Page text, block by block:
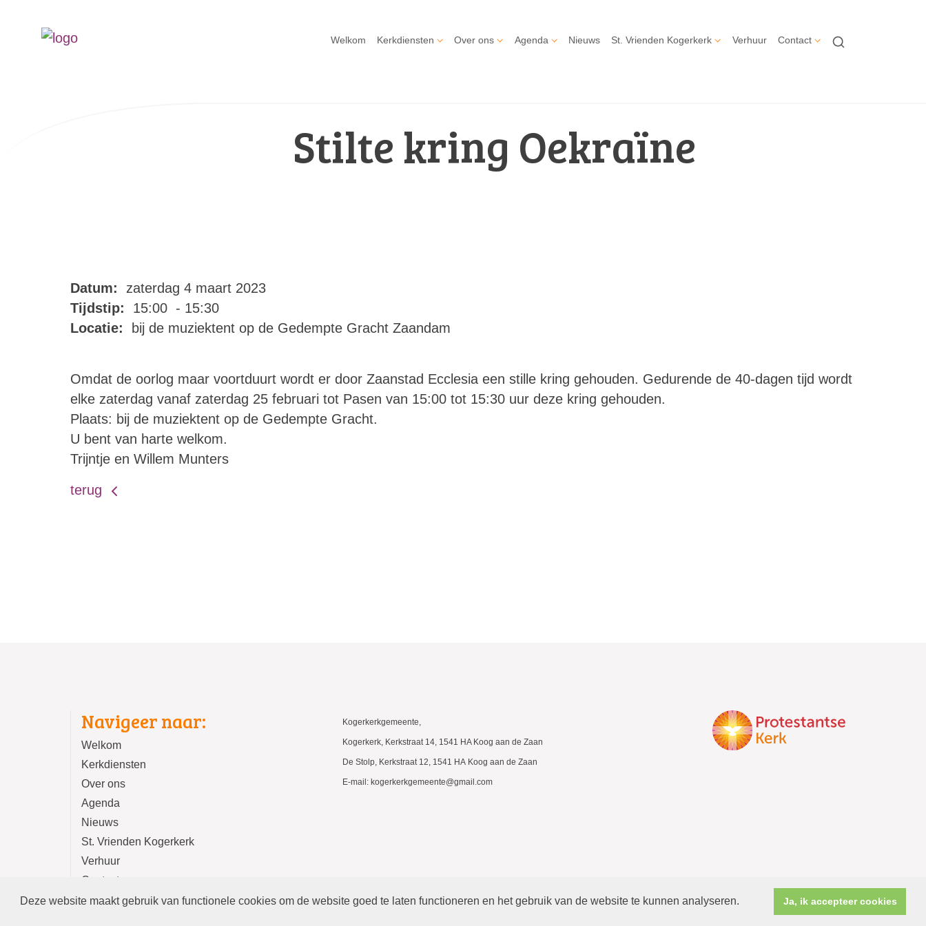
Deze website maakt gebruik van functionele cookies om de website goed te laten functioneren en het gebruik van de website te kunnen analyseren. Ja, ik accepteer cookies
Welkom Kerkdiensten Over ons Agenda Nieuws St. Vrienden Kogerkerk Verhuur Contact
Stilte kring Oekraïne
Datum:
zaterdag 4 maart 2023
Tijdstip:
15:00 - 15:30
Locatie:
bij de muziektent op de Gedempte Gracht Zaandam
Omdat de oorlog maar voortduurt wordt er door Zaanstad Ecclesia een stille kring gehouden. Gedurende de 40-dagen tijd wordt
elke zaterdag vanaf zaterdag 25 februari tot Pasen van 15:00 tot 15:30 uur deze kring gehouden.
Plaats: bij de muziektent op de Gedempte Gracht.
U bent van harte welkom.
Trijntje en Willem Munters
terug
Navigeer naar:
Welkom
Kerkdiensten
Over ons
Agenda
Nieuws
St. Vrienden Kogerkerk
Verhuur
Contact
Kogerkerkgemeente,
Kogerkerk, Kerkstraat 14, 1541 HA Koog aan de Zaan
De Stolp, Kerkstraat 12, 1541 HA Koog aan de Zaan
E-mail: kogerkerkgemeente@gmail.com